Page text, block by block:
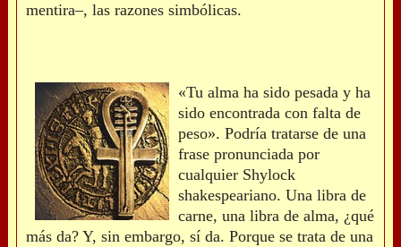
mentira–, las razones simbólicas.
«Tu alma ha sido pesada y ha
sido encontrada con falta de
peso». Podría tratarse de una
frase pronunciada por
cualquier Shylock
shakespeariano. Una libra de
carne, una libra de alma, ¿qué
más da? Y, sin embargo, sí da. Porque se trata de una